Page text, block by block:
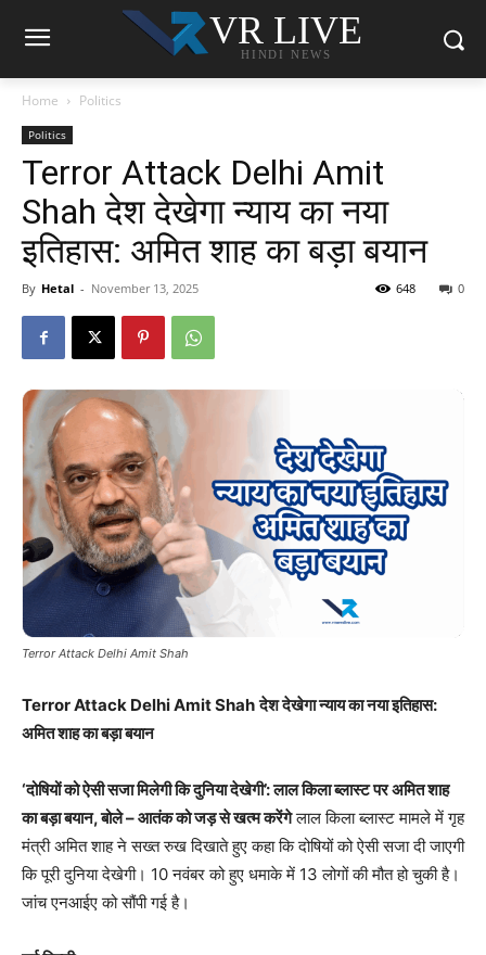
VR LIVE
HINDI NEWS
Home Politics
Politics
Terror Attack Delhi Amit
Shah देश देखेगा न्याय का नया
इतिहास: अमित शाह का बड़ा बयान
By Hetal - November 13, 2025 0
648
Terror Attack Delhi Amit Shah
Terror Attack Delhi Amit Shah देश देखेगा न्याय का नया इतिहास:
अमित शाह का बड़ा बयान
‘दोषियों को ऐसी सजा मिलेगी कि दुनिया देखेगी’: लाल किला ब्लास्ट पर अमित शाह
का बड़ा बयान, बोले – आतंक को जड़ से खत्म करेंगेलाल किला ब्लास्ट मामले में गृह
मंत्री अमित शाह ने सख्त रुख दिखाते हुए कहा कि दोषियों को ऐसी सजा दी जाएगी
कि पूरी दुनिया देखेगी। 10 नवंबर को हुए धमाके में 13 लोगों की मौत हो चुकी है।
जांच एनआईए को सौंपी गई है।